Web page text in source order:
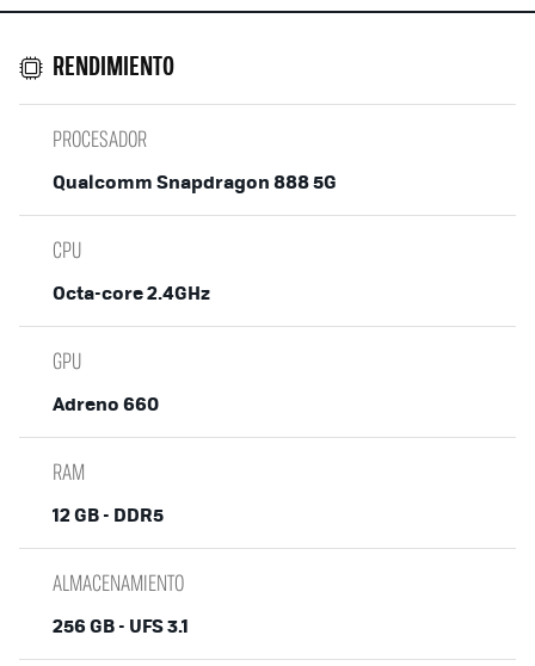
RENDIMIENTO
PROCESADOR
Qualcomm Snapdragon 888 5G
CPU
Octa-core 2.4GHz
GPU
Adreno 660
RAM
12 GB - DDR5
ALMACENAMIENTO
256 GB - UFS 3.1